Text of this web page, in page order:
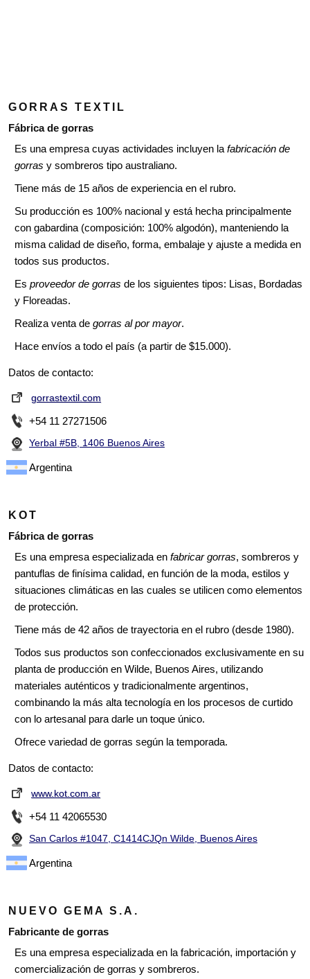
GORRAS TEXTIL
Fábrica de gorras
Es una empresa cuyas actividades incluyen la fabricación de
gorras y sombreros tipo australiano.
Tiene más de 15 años de experiencia en el rubro.
Su producción es 100% nacional y está hecha principalmente
con gabardina (composición: 100% algodón), manteniendo la
misma calidad de diseño, forma, embalaje y ajuste a medida en
todos sus productos.
Es proveedor de gorras de los siguientes tipos: Lisas, Bordadas
y Floreadas.
Realiza venta de gorras al por mayor.
Hace envíos a todo el país (a partir de $15.000).
Datos de contacto:
gorrastextil.com
+54 11 27271506
Yerbal #5B, 1406 Buenos Aires
Argentina
KOT
Fábrica de gorras
Es una empresa especializada en fabricar gorras, sombreros y
pantuflas de finísima calidad, en función de la moda, estilos y
situaciones climáticas en las cuales se utilicen como elementos
de protección.
Tiene más de 42 años de trayectoria en el rubro (desde 1980).
Todos sus productos son confeccionados exclusivamente en su
planta de producción en Wilde, Buenos Aires, utilizando
materiales auténticos y tradicionalmente argentinos,
combinando la más alta tecnología en los procesos de curtido
con lo artesanal para darle un toque único.
Ofrece variedad de gorras según la temporada.
Datos de contacto:
www.kot.com.ar
+54 11 42065530
San Carlos #1047, C1414CJQn Wilde, Buenos Aires
Argentina
NUEVO GEMA S.A.
Fabricante de gorras
Es una empresa especializada en la fabricación, importación y
comercialización de gorras y sombreros.